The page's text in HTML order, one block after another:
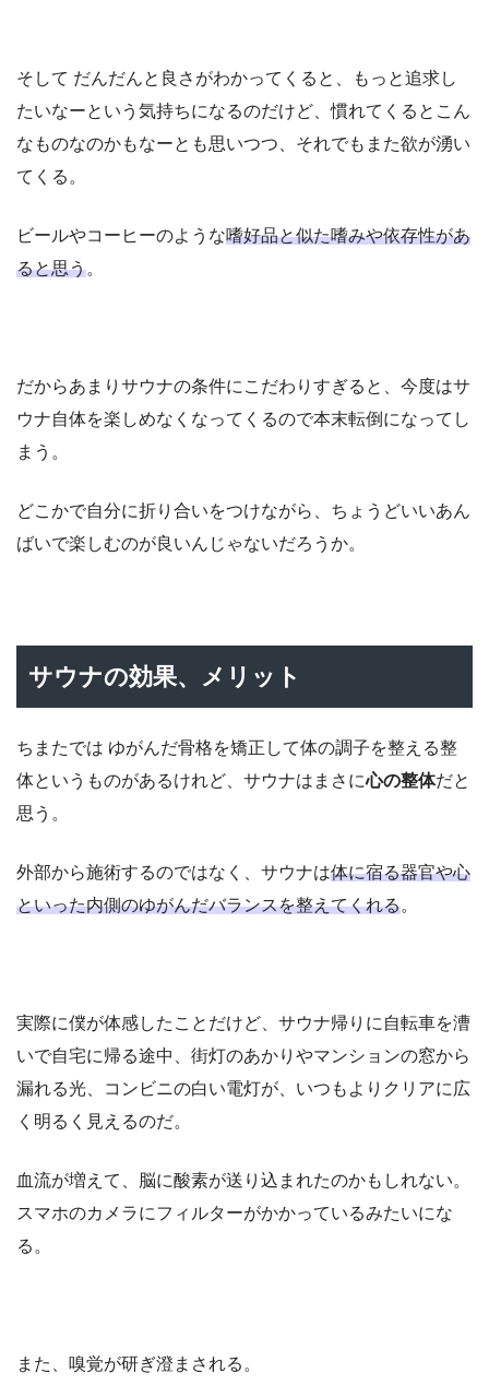
そして だんだんと良さがわかってくると、もっと追求し
たいなーという気持ちになるのだけど、慣れてくるとこん
なものなのかもなーとも思いつつ、それでもまた欲が湧い
てくる。
ビールやコーヒーのような嗜好品と似た嗜みや依存性があ
ると思う。
だからあまりサウナの条件にこだわりすぎると、今度はサ
ウナ自体を楽しめなくなってくるので本末転倒になってし
まう。
どこかで自分に折り合いをつけながら、ちょうどいいあん
ばいで楽しむのが良いんじゃないだろうか。
サウナの効果、メリット
ちまたでは ゆがんだ骨格を矯正して体の調子を整える整
体というものがあるけれど、サウナはまさに心の整体だと
思う。
外部から施術するのではなく、サウナは体に宿る器官や心
といった内側のゆがんだバランスを整えてくれる。
実際に僕が体感したことだけど、サウナ帰りに自転車を漕
いで自宅に帰る途中、街灯のあかりやマンションの窓から
漏れる光、コンビニの白い電灯が、いつもよりクリアに広
く明るく見えるのだ。
血流が増えて、脳に酸素が送り込まれたのかもしれない。
スマホのカメラにフィルターがかかっているみたいにな
る。
また、嗅覚が研ぎ澄まされる。